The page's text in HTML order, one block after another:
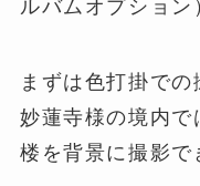
ルバムオプション
まずは色打掛での
妙蓮寺様の境内
楼を背景に撮影で